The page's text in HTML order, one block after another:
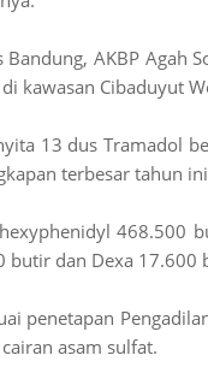
Bandung, AKBP
kawasan Cibaduyut
13 dus Tramadol
terbesar tahun
468.500
butir dan Dexa 17.600
penetapan
asam sulfat.